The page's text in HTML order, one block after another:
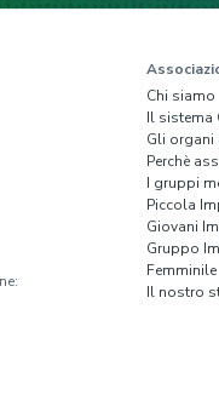
Chi siamo
Il sistema
Gli organi
Perchè
I gruppi
Piccola
Giovani
Gruppo
Femminile
Il nostro